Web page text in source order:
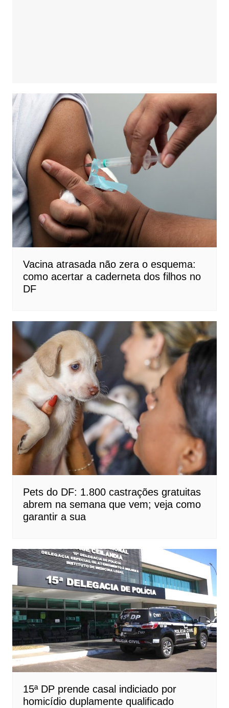
Vacina atrasada não zera o esquema:
como acertar a caderneta dos filhos no
DF
Pets do DF: 1.800 castrações gratuitas
abrem na semana que vem; veja como
garantir a sua
15ª DP prende casal indiciado por
homicídio duplamente qualificado